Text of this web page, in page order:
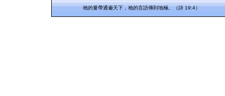
祂的量帶通遍天下，祂的言語傳到地極。（詩 19:4）